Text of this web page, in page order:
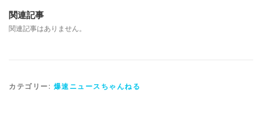
関連記事
関連記事はありません。
カテゴリー: 爆速ニュースちゃんねる